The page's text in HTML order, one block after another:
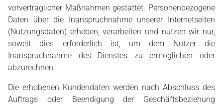
vorvertraglicher Maßnahmen gestattet. Personenbezogene
Daten über die Inanspruchnahme unserer Internetseiten
(Nutzungsdaten) erheben, verarbeiten und nutzen wir nur,
soweit dies erforderlich ist, um dem Nutzer die
Inanspruchnahme des Dienstes zu ermöglichen oder
abzurechnen.
Die erhobenen Kundendaten werden nach Abschluss des
Auftrags oder Beendigung der Geschäftsbeziehung